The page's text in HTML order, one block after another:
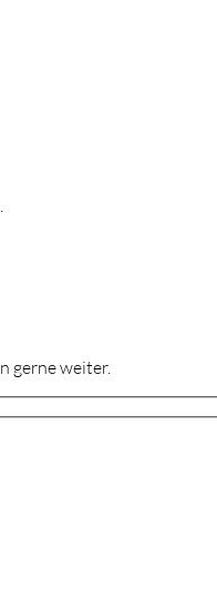
gerne weiter.